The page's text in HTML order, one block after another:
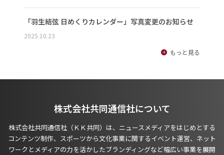
「羽生結弦 日めくりカレンダー」写真変更のお知らせ
2025.10.23
もっと見る
株式会社共同通信社について
株式会社共同通信社（ＫＫ共同）は、ニュースメディアをはじめとする
コンテンツ制作、スポーツから文化事業に関するイベント運営、ネット
ワークとメディアの力を活かしたブランディングなど幅広い事業を展開